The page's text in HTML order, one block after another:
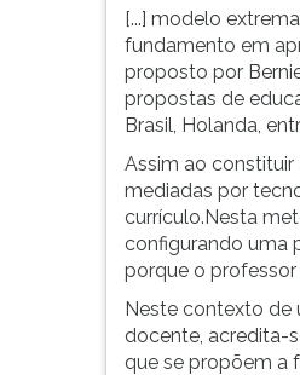
[...] modelo
fundamento em
proposto por
propostas de
Brasil, Holanda,
Assim ao
mediadas por
currículo.Nesta
configurando uma
porque o professor
Neste contexto de
docente, acredita-
que se propõem a